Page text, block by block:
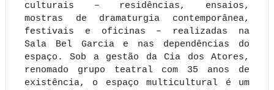
culturais – residências, ensaios,
mostras de dramaturgia contemporânea,
festivais e oficinas – realizadas na
Sala Bel Garcia e nas dependências do
espaço. Sob a gestão da Cia dos Atores,
renomado grupo teatral com 35 anos de
existência, o espaço multicultural é um